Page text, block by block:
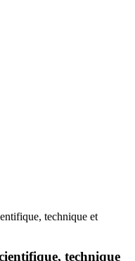
technique et
technique